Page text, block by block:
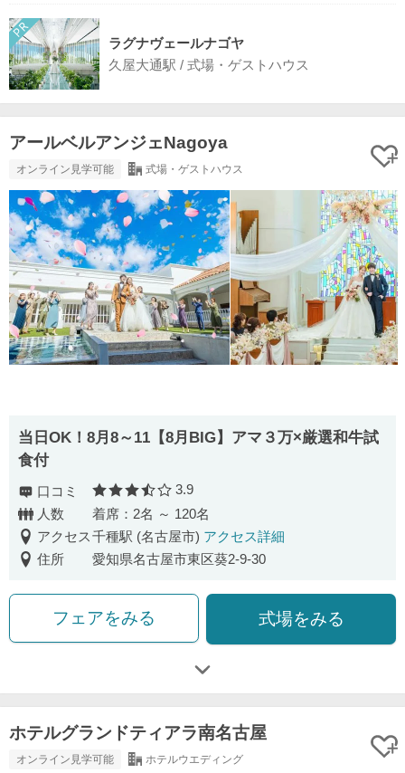
ラグナヴェールナゴヤ
久屋大通駅 / 式場・ゲストハウス
アールベルアンジェNagoya
オンライン見学可能 式場・ゲストハウス
当日OK！8月8～11【8月BIG】アマ３万×厳選和牛試
食付
口コミ 口コミ評価
3.9
人数
着席：2名 ～ 120名
アクセス千種駅 (名古屋市) アクセス詳細
住所
愛知県名古屋市東区葵2-9-30
フェアをみる 式場をみる
ホテルグランドティアラ南名古屋
オンライン見学可能 ホテルウエディング